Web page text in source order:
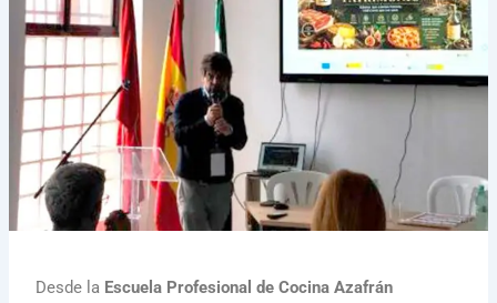
Desde la Escuela Profesional de Cocina Azafrán